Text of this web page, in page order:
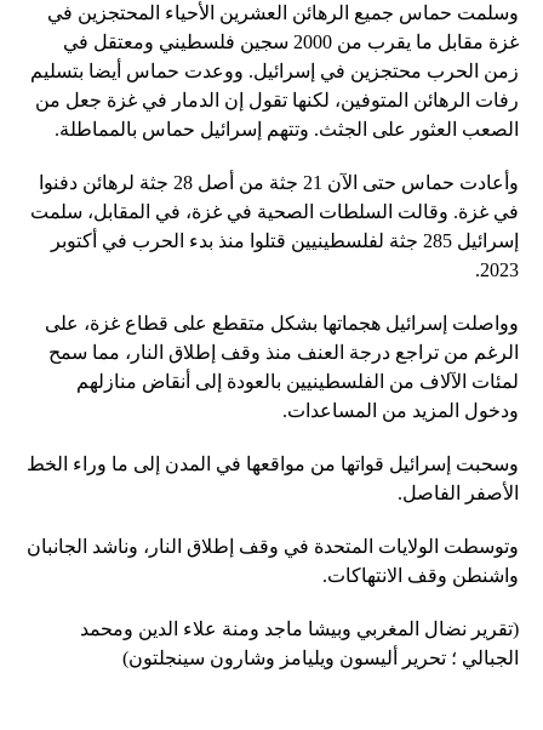
وسلمت حماس جميع الرهائن العشرين الأحياء المحتجزين في
غزة مقابل ما يقرب من 2000 سجين فلسطيني ومعتقل في
زمن الحرب محتجزين في إسرائيل. ووعدت حماس أيضا بتسليم
رفات الرهائن المتوفين، لكنها تقول إن الدمار في غزة جعل من
الصعب العثور على الجثث. وتتهم إسرائيل حماس بالمماطلة.
وأعادت حماس حتى الآن 21 جثة من أصل 28 جثة لرهائن دفنوا
في غزة. وقالت السلطات الصحية في غزة، في المقابل، سلمت
إسرائيل 285 جثة لفلسطينيين قتلوا منذ بدء الحرب في أكتوبر
2023.
وواصلت إسرائيل هجماتها بشكل متقطع على قطاع غزة، على
الرغم من تراجع درجة العنف منذ وقف إطلاق النار، مما سمح
لمئات الآلاف من الفلسطينيين بالعودة إلى أنقاض منازلهم
ودخول المزيد من المساعدات.
وسحبت إسرائيل قواتها من مواقعها في المدن إلى ما وراء الخط
الأصفر الفاصل.
وتوسطت الولايات المتحدة في وقف إطلاق النار، وناشد الجانبان
واشنطن وقف الانتهاكات.
(تقرير نضال المغربي وبيشا ماجد ومنة علاء الدين ومحمد
الجبالي ؛ تحرير أليسون ويليامز وشارون سينجلتون)